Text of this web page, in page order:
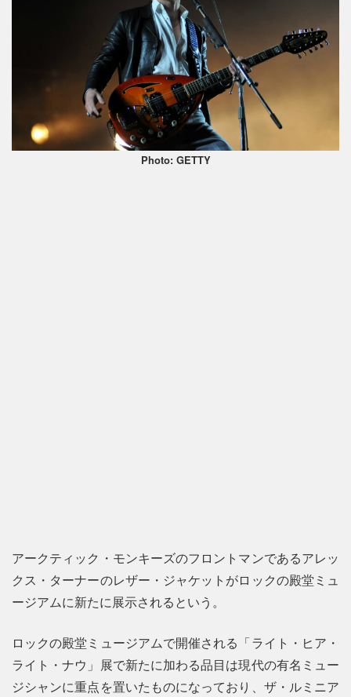
Photo: GETTY
アークティック・モンキーズのフロントマンであるアレッ
クス・ターナーのレザー・ジャケットがロックの殿堂ミュ
ージアムに新たに展示されるという。
ロックの殿堂ミュージアムで開催される「ライト・ヒア・
ライト・ナウ」展で新たに加わる品目は現代の有名ミュー
ジシャンに重点を置いたものになっており、ザ・ルミニア